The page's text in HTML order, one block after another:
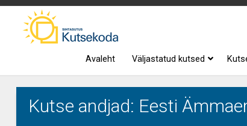
Avaleht Väljastatud kutsed
Kutse andjad: Eesti